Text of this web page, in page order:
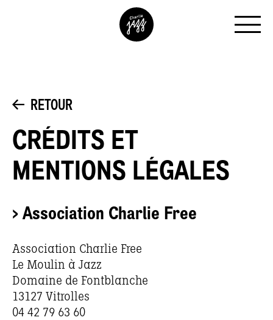
RETOUR
CRÉDITS ET
MENTIONS LÉGALES
> Association Charlie Free
Association Charlie Free
Le Moulin à Jazz
Domaine de Fontblanche
13127 Vitrolles
04 42 79 63 60